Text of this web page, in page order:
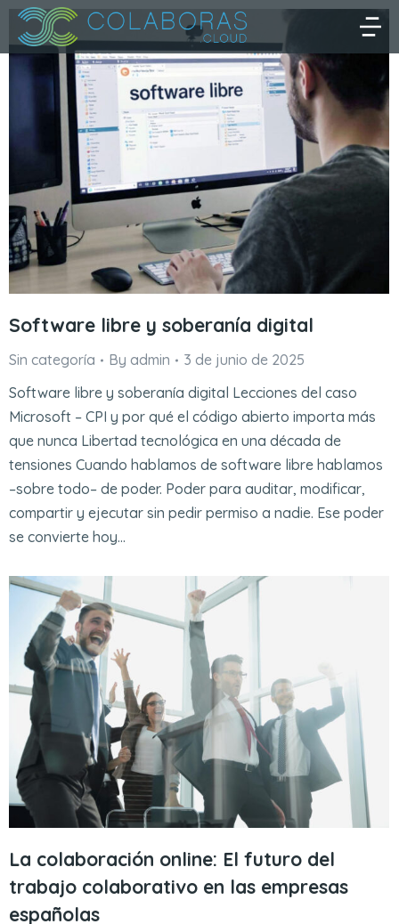
Software libre y soberanía digital
Sin categoría By admin
3 de junio de 2025
Software libre y soberanía digital Lecciones del caso
Microsoft – CPI y por qué el código abierto importa más
que nunca Libertad tecnológica en una década de
tensiones Cuando hablamos de software libre hablamos
–sobre todo– de poder. Poder para auditar, modificar,
compartir y ejecutar sin pedir permiso a nadie. Ese poder
se convierte hoy…
La colaboración online: El futuro del
trabajo colaborativo en las empresas
españolas